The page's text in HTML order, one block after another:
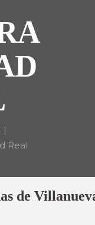
Real
de